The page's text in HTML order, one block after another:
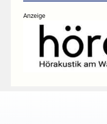
Anzeige